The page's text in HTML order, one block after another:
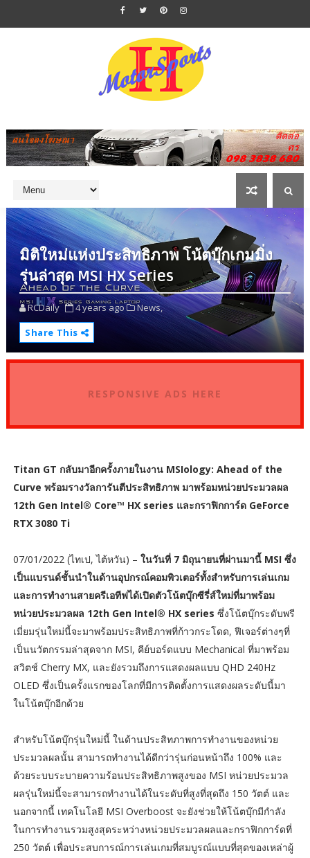
มิติใหม่แห่งประสิทธิภาพ โน้ตบุ๊กเกมมิ่ง
รุ่นล่าสุด MSI HX Series
RCDaily 4 years ago
News,
Share This
RESPONSIVE ADS HERE
Titan GT กลับมาอีกครั้งภายในงาน MSIology: Ahead of the
Curve พร้อมรางวัลการันตีประสิทธิภาพ มาพร้อมหน่วยประมวลผล
12th Gen Intel® Core™ HX series และกราฟิกการ์ด GeForce
RTX 3080 Ti
07/01/2022 (ไทเป, ไต้หวัน) – ในวันที่ 7 มิถุนายนที่ผ่านมานี้ MSI ซึ่ง
เป็นแบรนด์ชั้นนำในด้านอุปกรณ์คอมพิวเตอร์ทั้งสำหรับการเล่นเกม
และการทำงานสายครีเอทีฟได้เปิดตัวโน้ตบุ๊กซีรี่ส์ใหม่ที่มาพร้อม
หน่วยประมวลผล 12th Gen Intel® HX series ซึ่งโน้ตบุ๊กระดับพรี
เมี่ยมรุ่นใหม่นี้จะมาพร้อมประสิทธิภาพที่ก้าวกระโดด, ฟีเจอร์ต่างๆที่
เป็นนวัตกรรมล่าสุดจาก MSI, คีย์บอร์ดแบบ Mechanical ที่มาพร้อม
สวิตช์ Cherry MX, และยังรวมถึงการแสดงผลแบบ QHD 240Hz
OLED ซึ่งเป็นครั้งแรกของโลกที่มีการติดตั้งการแสดงผลระดับนี้มา
ในโน้ตบุ๊กอีกด้วย
สำหรับโน้ตบุ๊กรุ่นใหม่นี้ ในด้านประสิทภาพการทำงานของหน่วย
ประมวลผลนั้น สามารถทำงานได้ดีกว่ารุ่นก่อนหน้าถึง 100% และ
ด้วยระบบระบายความร้อนประสิทธิภาพสูงของ MSI หน่วยประมวล
ผลรุ่นใหม่นี้จะสามารถทำงานได้ในระดับที่สูงที่สุดถึง 150 วัตต์ และ
นอกจากนี้ เทคโนโลยี MSI Overboost จะยังช่วยให้โน้ตบุ๊กมีกำลัง
ในการทำงานรวมสูงสุดระหว่างหน่วยประมวลผลและกราฟิกการ์ดที่
250 วัตต์ เพื่อประสบการณ์การเล่นเกมที่สมบูรณ์แบบที่สุดของเหล่าผู้